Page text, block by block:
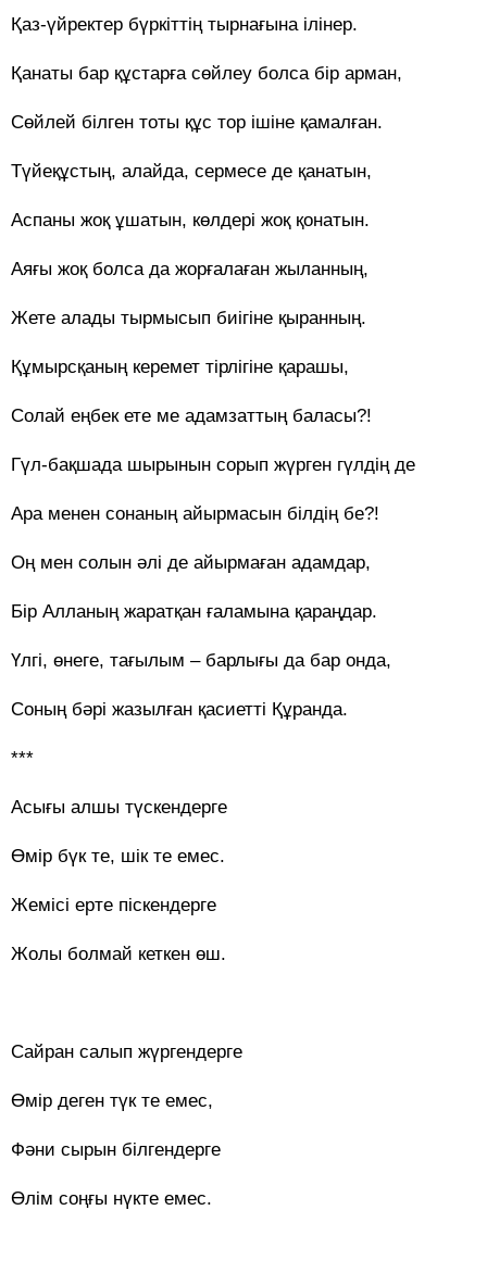
Қаз-үйректер бүркіттің тырнағына ілінер.
Қанаты бар құстарға сөйлеу болса бір арман,
Сөйлей білген тоты құс тор ішіне қамалған.
Түйеқұстың, алайда, сермесе де қанатын,
Аспаны жоқ ұшатын, көлдері жоқ қонатын.
Аяғы жоқ болса да жорғалаған жыланның,
Жете алады тырмысып биігіне қыранның.
Құмырсқаның керемет тірлігіне қарашы,
Солай еңбек ете ме адамзаттың баласы?!
Гүл-бақшада шырынын сорып жүрген гүлдің де
Ара менен сонаның айырмасын білдің бе?!
Оң мен солын әлі де айырмаған адамдар,
Бір Алланың жаратқан ғаламына қараңдар.
Үлгі, өнеге, тағылым – барлығы да бар онда,
Соның бәрі жазылған қасиетті Құранда.
***
Асығы алшы түскендерге
Өмір бүк те, шік те емес.
Жемісі ерте піскендерге
Жолы болмай кеткен өш.
Сайран салып жүргендерге
Өмір деген түк те емес,
Фәни сырын білгендерге
Өлім соңғы нүкте емес.